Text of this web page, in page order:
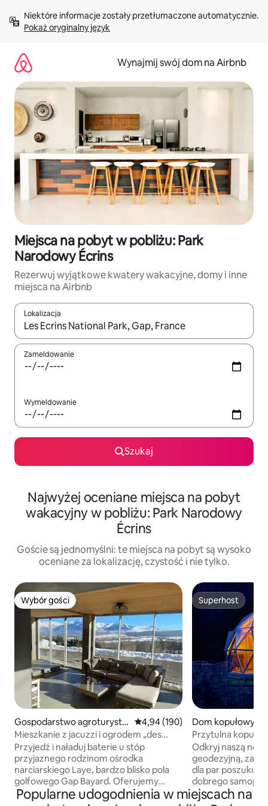
treści Pokaż oryginalny język
Wynajmij swój dom na Airbnb
Miejsca na pobyt w pobliżu: Park
Narodowy Écrins
Rezerwuj wyjątkowe kwatery wakacyjne, domy i inne
miejsca na Airbnb
Lokalizacja
Gdy wyniki będą dostępne, możesz poruszać się po nich za
Zameldowanie
Wymeldowanie
Szukaj
Najwyżej oceniane miejsca na pobyt
wakacyjny w pobliżu: Park Narodowy
Écrins
Goście są jednomyślni: te miejsca na pobyt są wysoko
oceniane za lokalizację, czystość i nie tylko.
Wybór gości
Wybór gości
Gospodarstwo agroturysty
czne w: Laye
Średnia ocena: 4,94 na 5, liczba
4,94 (190)
Mieszkanie z jacuzzi i ogrodem „des
grands prés”
Przyjedź i naładuj baterie u stóp
przyjaznego rodzinom ośrodka
narciarskiego Laye, bardzo blisko pola
golfowego Gap Bayard. Oferujemy
komfortowy, niezależny, parterowy
Superhost
Superhost
Dom kopułowy
Przytulna kopuła
z hydromasażem
Odkryj naszą
geodezyjną,
dla par
dobrego
idylliczne
Popularne udogodnienia w miejscach na